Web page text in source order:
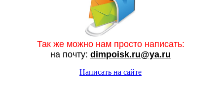
Так же можно нам просто написать:
на почту: dimpoisk.ru@ya.ru
Написать на сайте